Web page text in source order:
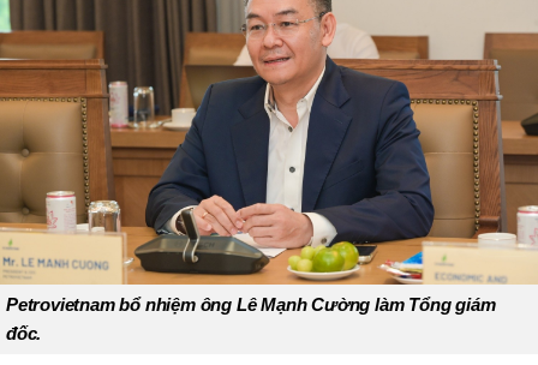
Petrovietnam bổ nhiệm ông Lê Mạnh Cường làm Tổng giám
đốc.